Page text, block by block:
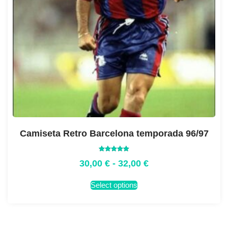
Camiseta Retro Barcelona temporada 96/97
con
5.00
30,00 € - 32,00 €
Select options